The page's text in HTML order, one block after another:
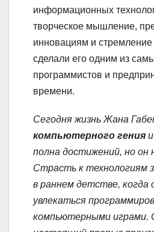
информационных
творческое мышление,
инновациям и
сделали его одним из
программистов и
времени.
Сегодня жизнь Жана
компьютерного гения
полна достижений, но он
Страсть к технологиям
в раннем детстве, когда
увлекаться
компьютерными играми.